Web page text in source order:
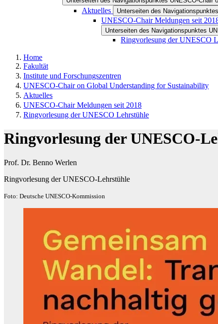
Aktuelles Unterseiten des
UNESCO-Chair Meldungen seit
Unterseiten des Navigationspunktes
Ringvorlesung der UNESCO
Home
Fakultät
Institute und Forschungszentren
UNESCO-Chair on Global Understanding for Sustainability
Aktuelles
UNESCO-Chair Meldungen seit 2018
Ringvorlesung der UNESCO Lehrstühle
Ringvorlesung der UNESCO-
Prof. Dr. Benno Werlen
Ringvorlesung der UNESCO-Lehrstühle
Foto: Deutsche UNESCO-Kommission